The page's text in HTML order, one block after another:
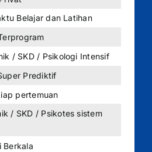
Belajar dan Latihan
/ SKD / Psikologi Intensif
Prediktif
pertemuan
/ SKD / Psikotes sistem
Berkala